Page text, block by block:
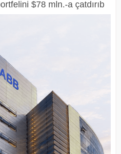
$78 mln.-a çatdırıb